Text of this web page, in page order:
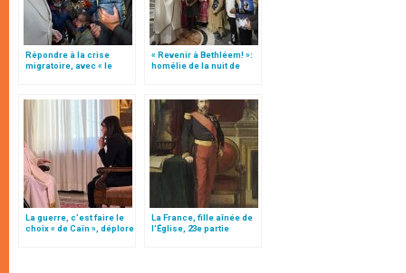
Répondre à la crise
migratoire, avec « le
« Revenir à Bethléem! »:
homélie de la nuit de
La guerre, c’est faire le
choix « de Caïn », déplore
La France, fille aînée de
l’Église, 23e partie